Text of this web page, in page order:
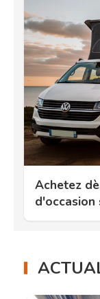
Achetez
d'occasion